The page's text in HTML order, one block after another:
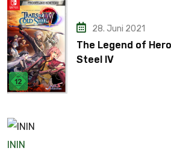
28. Juni 2021
The Legend of
Steel IV
ININ